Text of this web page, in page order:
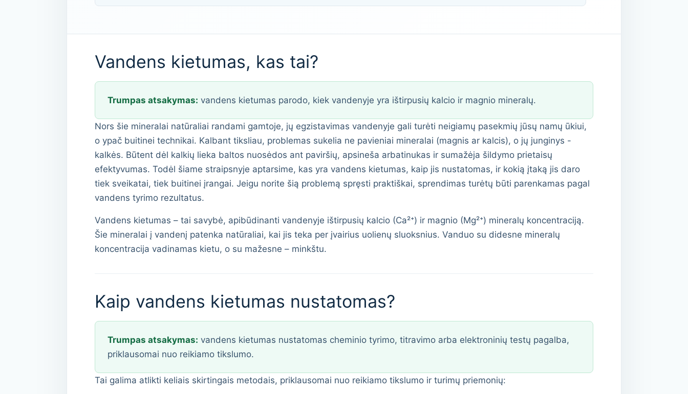
Vandens kietumas, kas tai?
Trumpas atsakymas: vandens kietumas parodo, kiek vandenyje yra ištirpusių kalcio ir magnio mineralų.
Nors šie mineralai natūraliai randami gamtoje, jų egzistavimas vandenyje gali turėti neigiamų pasekmių jūsų namų ūkiui,
o ypač buitinei technikai. Kalbant tiksliau, problemas sukelia ne pavieniai mineralai (magnis ar kalcis), o jų junginys -
kalkės. Būtent dėl kalkių lieka baltos nuosėdos ant paviršių, apsineša arbatinukas ir sumažėja šildymo prietaisų
efektyvumas. Todėl šiame straipsnyje aptarsime, kas yra vandens kietumas, kaip jis nustatomas, ir kokią įtaką jis daro
tiek sveikatai, tiek buitinei įrangai. Jeigu norite šią problemą spręsti praktiškai, sprendimas turėtų būti parenkamas pagal
vandens tyrimo rezultatus.
Vandens kietumas – tai savybė, apibūdinanti vandenyje ištirpusių kalcio (Ca²⁺) ir magnio (Mg²⁺) mineralų koncentraciją.
Šie mineralai į vandenį patenka natūraliai, kai jis teka per įvairius uolienų sluoksnius. Vanduo su didesne mineralų
koncentracija vadinamas kietu, o su mažesne – minkštu.
Kaip vandens kietumas nustatomas?
Trumpas atsakymas: vandens kietumas nustatomas cheminio tyrimo, titravimo arba elektroninių testų pagalba,
priklausomai nuo reikiamo tikslumo.
Tai galima atlikti keliais skirtingais metodais, priklausomai nuo reikiamo tikslumo ir turimų priemonių: